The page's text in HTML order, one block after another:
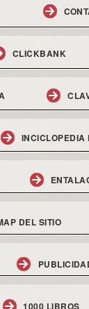
CLICKBANK
INCICLOPEDIA
DEL SITIO
1000 LIBROS